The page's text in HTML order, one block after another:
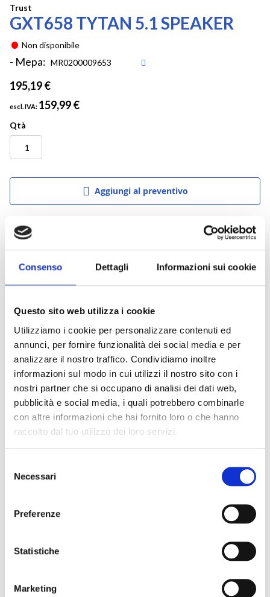
Consenso Dettagli Informazioni sui cookie
Questo sito web utilizza i cookie
Utilizziamo i cookie per personalizzare contenuti ed
annunci, per fornire funzionalità dei social media e per
analizzare il nostro traffico. Condividiamo inoltre
informazioni sul modo in cui utilizzi il nostro sito con i
nostri partner che si occupano di analisi dei dati web,
pubblicità e social media, i quali potrebbero combinarle
con altre informazioni che hai fornito loro o che hanno
raccolto dal tuo utilizzo dei loro servizi.
delNecessari
Preferenze
Statistiche
Marketing
Vai
all'inizio
della
galleria
immagini
Trust
GXT658 TYTAN 5.1 SPEAKER
195,19 €
159,99 €
Non disponibile
- Mepa:
Qtà
Aggiungi al preventivo
Trust GXT 658 Tytan 5.1. Sistema audio: 5.1 canali, Potenza in
Satellites RMS: 90 W. Tipologia altoparlante centrale: 1-via,
Subwoofer attivo, Potenza RMS subwoofer: 180 W. Alimentazione:
AC
Devi acquistare tramite MEPA?
Puoi cercare i prodotti su MEPA inserendo il codice:
Codice MEPA:
Vai a MEPA